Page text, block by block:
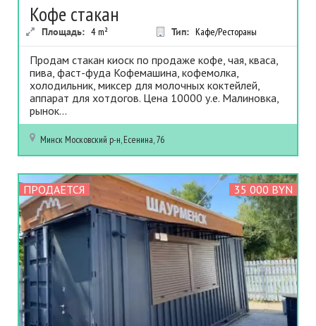
Кофе стакан
Площадь: 4 m² Тип: Кафе/Рестораны
Продам стакан киоск по продаже кофе, чая, кваса,
пива, фаст-фуда Кофемашина, кофемолка,
холодильник, миксер для молочных коктейлей,
аппарат для хотдогов. Цена 10000 у.е. Малиновка,
рынок...
Минск Московский р-н, Есенина, 76
ПРОДАЕТСЯ 35 000 BYN